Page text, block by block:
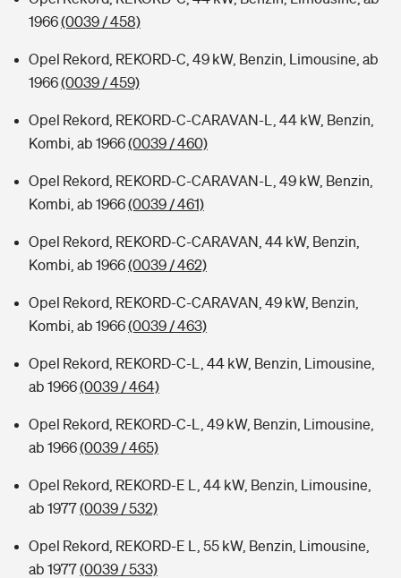
1966(0039 / 458)
Opel Rekord, REKORD-C, 49 kW, Benzin, Limousine, ab
1966(0039 / 459)
Opel Rekord, REKORD-C-CARAVAN-L, 44 kW, Benzin,
Kombi, ab 1966(0039 / 460)
Opel Rekord, REKORD-C-CARAVAN-L, 49 kW, Benzin,
Kombi, ab 1966(0039 / 461)
Opel Rekord, REKORD-C-CARAVAN, 44 kW, Benzin,
Kombi, ab 1966(0039 / 462)
Opel Rekord, REKORD-C-CARAVAN, 49 kW, Benzin,
Kombi, ab 1966(0039 / 463)
Opel Rekord, REKORD-C-L, 44 kW, Benzin, Limousine,
ab 1966(0039 / 464)
Opel Rekord, REKORD-C-L, 49 kW, Benzin, Limousine,
ab 1966(0039 / 465)
Opel Rekord, REKORD-E L, 44 kW, Benzin, Limousine,
ab 1977(0039 / 532)
Opel Rekord, REKORD-E L, 55 kW, Benzin, Limousine,
ab 1977(0039 / 533)